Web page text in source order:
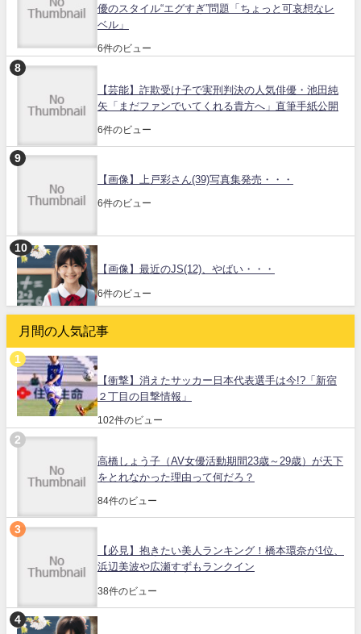
優のスタイル“エグすぎ”問題「ちょっと可哀想なレ
ベル」
6件のビュー
【芸能】詐欺受け子で実刑判決の人気俳優・池田純
矢「まだファンでいてくれる貴方へ」直筆手紙公開
6件のビュー
【画像】上戸彩さん(39)写真集発売・・・
6件のビュー
【画像】最近のJS(12)、やばい・・・
6件のビュー
月間の人気記事
【衝撃】消えたサッカー日本代表選手は今!?「新宿
２丁目の目撃情報」
102件のビュー
高橋しょう子（AV女優活動期間23歳～29歳）が天下
をとれなかった理由って何だろ？
84件のビュー
【必見】抱きたい美人ランキング！橋本環奈が1位、
浜辺美波や広瀬すずもランクイン
38件のビュー